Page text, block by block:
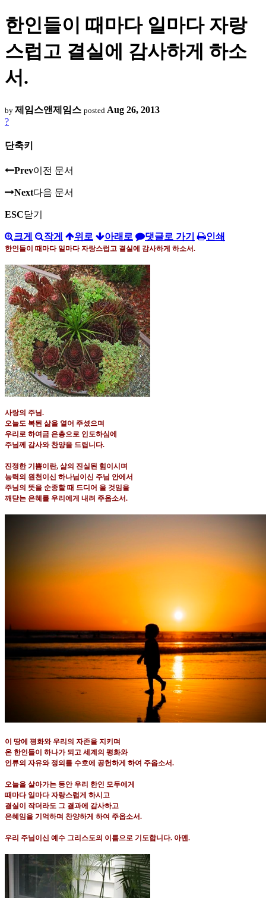
한인들이 때마다 일마다 자랑
스럽고 결실에 감사하게 하소
서.
by 제임스앤제임스 posted Aug 26, 2013
?
단축키
Prev이전 문서
Next다음 문서
ESC닫기
크게 작게 위로 아래로 댓글로 가기 인쇄
한인들이 때마다 일마다 자랑스럽고 결실에 감사하게 하소서.
사랑의 주님.
오늘도 복된 삶을 열어 주셨으며
우리로 하여금 은총으로 인도하심에
주님께 감사와 찬양을 드립니다.
진정한 기쁨이란, 삶의 진실된 힘이시며
능력의 원천이신 하나님이신 주님 안에서
주님의 뜻을 순종할 때 드디어 올 것임을
깨닫는 은혜를 우리에게 내려 주옵소서.
이 땅에 평화와 우리의 자존을 지키며
온 한인들이 하나가 되고 세계의 평화와
인류의 자유와 정의를 수호에 공헌하게 하여 주옵소서.
오늘을 살아가는 동안 우리 한인 모두에게
때마다 일마다 자랑스럽게 하시고
결실이 작더라도 그 결과에 감사하고
은혜임을 기억하며 찬양하게 하여 주옵소서.
우리 주님이신 예수 그리스도의 이름으로 기도합니다. 아멘.